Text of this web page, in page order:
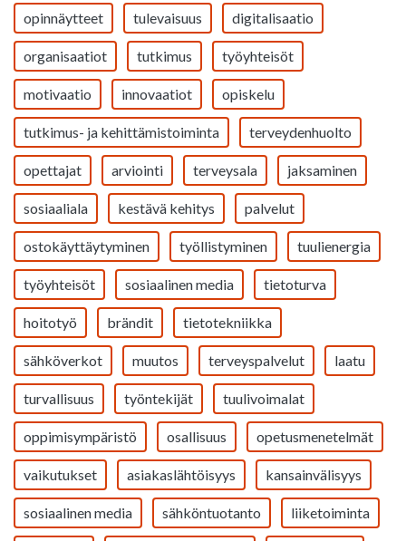
opinnäytteet tulevaisuus digitalisaatio
organisaatiot tutkimus työyhteisöt
motivaatio innovaatiot opiskelu
tutkimus- ja kehittämistoiminta terveydenhuolto
opettajat arviointi terveysala jaksaminen
sosiaaliala kestävä kehitys palvelut
ostokäyttäytyminen työllistyminen tuulienergia
työyhteisöt sosiaalinen media tietoturva
hoitotyö brändit tietotekniikka
sähköverkot muutos terveyspalvelut laatu
turvallisuus työntekijät tuulivoimalat
oppimisympäristö osallisuus opetusmenetelmät
vaikutukset asiakaslähtöisyys kansainvälisyys
sosiaalinen media sähköntuotanto liiketoiminta